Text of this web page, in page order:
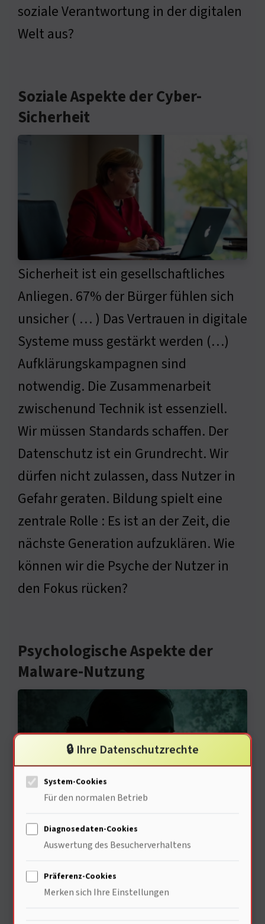
soziale Verantwortung in der digitalen
Welt aus?
Soziale Aspekte der Cyber-
Sicherheit
Sicherheit ist ein gesellschaftliches
Anliegen. 67% der Bürger fühlen sich
unsicher ( … ) Das Vertrauen in digitale
Systeme muss gestärkt werden (…)
Aufklärungskampagnen sind
notwendig. Die Zusammenarbeit
zwischenund Technik ist essenziell.
Wir müssen Standards schaffen. Der
Datenschutz ist ein Grundrecht. Wir
dürfen nicht zulassen, dass Nutzer in
Gefahr geraten. Bildung spielt eine
zentrale Rolle : Es ist an der Zeit, die
nächste Generation aufzuklären. Wie
können wir die Psyche der Nutzer in
den Fokus rücken?
Psychologische Aspekte der
Malware-Nutzung
Die digitale Welt spiegelt die
menschliche Psyche wider. 73% der
Nutzer agieren impulsiv. Das Bedürfnis
nach sofortiger Befriedigung ist stark.
🔒 Ihre Datenschutzrechte
System-Cookies
Für den normalen Betrieb
Diagnosedaten-Cookies
Auswertung des Besucherverhaltens
Präferenz-Cookies
Merken sich Ihre Einstellungen